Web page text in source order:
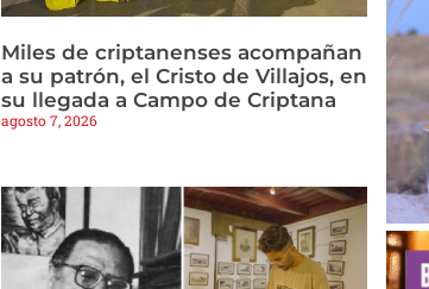
Miles de criptanenses acompañan
a su patrón, el Cristo de Villajos, en
su llegada a Campo de Criptana
agosto 7, 2026